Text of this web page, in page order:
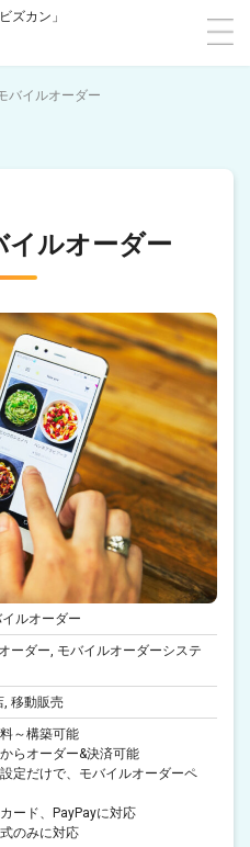
ズカン」
バイルオーダー
イルオーダー
イルオーダー
ーダー, モバイルオーダーシステ
, 移動販売
～構築可能
らオーダー&決済可能
定だけで、モバイルオーダーペ
ード、PayPayに対応
のみに対応